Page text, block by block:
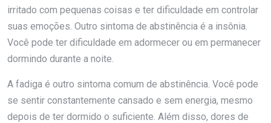
irritado com pequenas coisas e ter dificuldade em controlar
suas emoções. Outro sintoma de abstinência é a insônia.
Você pode ter dificuldade em adormecer ou em permanecer
dormindo durante a noite.
A fadiga é outro sintoma comum de abstinência. Você pode
se sentir constantemente cansado e sem energia, mesmo
depois de ter dormido o suficiente. Além disso, dores de